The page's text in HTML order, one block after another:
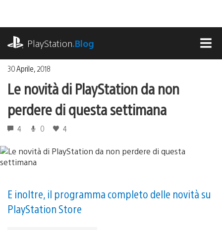
contenuto
PlayStation.Blog
30 Aprile, 2018
Le novità di PlayStation da non
perdere di questa settimana
4 0 4
E inoltre, il programma completo delle novità su
PlayStation Store